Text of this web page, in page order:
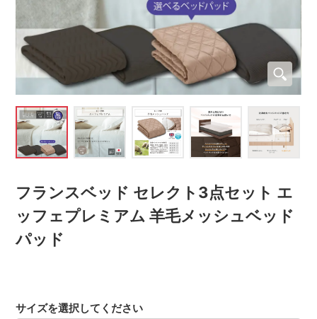
フランスベッド セレクト3点セット エ
ッフェプレミアム 羊毛メッシュベッド
パッド
サイズを選択してください